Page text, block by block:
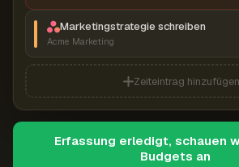
Marketingstrategie schreiben
Acme Marketing
Zeiteintrag hinzufügen
Erfassung erledigt, schauen
Budgets an